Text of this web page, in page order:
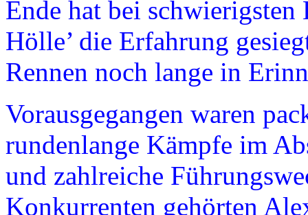
Ende hat bei
Hölle’ die Erfahrung
Rennen noch lange in
Vorausgegangen waren
rundenlange Kämpfe im
und zahlreiche
Konkurrenten gehörten